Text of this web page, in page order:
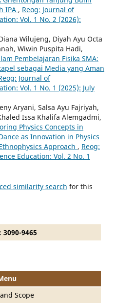
IPA , Reog: Journal of
Vol. 1 No. 2 (2026):
Wilujeng, Diyah Ayu Octa
Wiwin Puspita Hadi,
Pembelajaran Fisika SMA:
sebagai Media yang Aman
Journal of
Vol. 1 No. 1 (2025): July
Aryani, Salsa Ayu Fajriyah,
Issa Khalifa Alemgadmi,
Physics Concepts in
as Innovation in Physics
Approach , Reog:
Education: Vol. 2 No. 1
similarity search for this
3090-9465
Scope